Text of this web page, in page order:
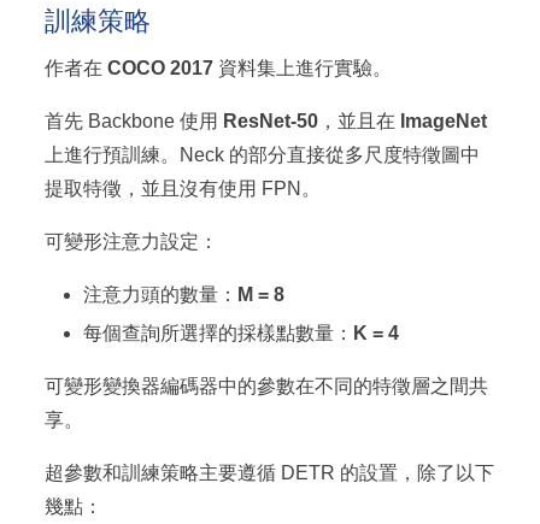
訓練策略
作者在COCO 2017 資料集上進行實驗。
首先 Backbone 使用 ResNet-50 ，並且在 ImageNet
上進行預訓練。Neck 的部分直接從多尺度特徵圖中
提取特徵，並且沒有使用 FPN。
可變形注意力設定：
注意力頭的數量： M = 8
每個查詢所選擇的採樣點數量： K = 4
可變形變換器編碼器中的參數在不同的特徵層之間共
享。
超參數和訓練策略主要遵循 DETR 的設置，除了以下
幾點：